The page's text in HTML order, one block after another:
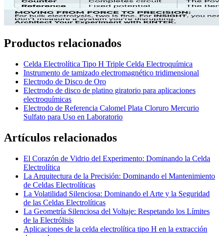
Productos relacionados
Celda Electrolítica Tipo H Triple Celda Electroquímica
Instrumento de tamizado electromagnético tridimensional
Electrodo de Disco de Oro
Electrodo de disco de platino giratorio para aplicaciones
electroquímicas
Electrodo de Referencia Calomel Plata Cloruro Mercurio
Sulfato para Uso en Laboratorio
Artículos relacionados
El Corazón de Vidrio del Experimento: Dominando la Celda
Electrolítica
La Arquitectura de la Precisión: Dominando el Mantenimiento
de Celdas Electrolíticas
La Volatilidad Silenciosa: Dominando el Arte y la Seguridad
de las Celdas Electrolíticas
La Geometría Silenciosa del Voltaje: Respetando los Límites
de la Electrólisis
Aplicaciones de la celda electrolítica tipo H en la extracción